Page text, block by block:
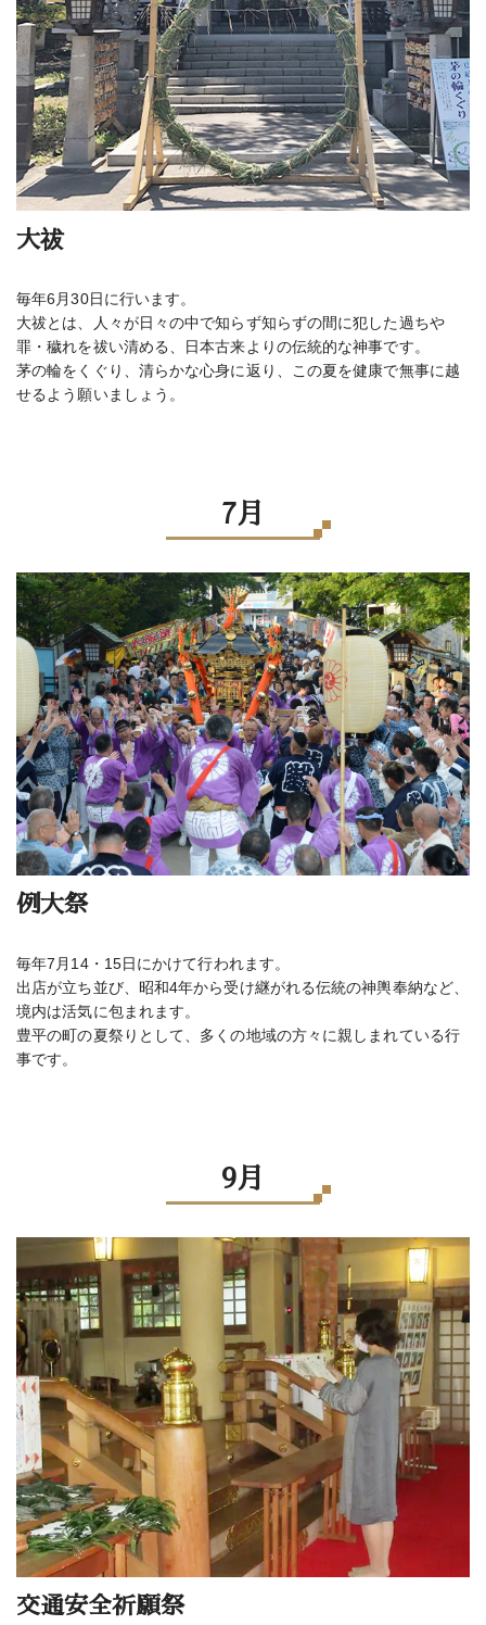
大祓
毎年6月30日に行います。
大祓とは、人々が日々の中で知らず知らずの間に犯した過ちや
罪・穢れを祓い清める、日本古来よりの伝統的な神事です。
茅の輪をくぐり、清らかな心身に返り、この夏を健康で無事に越
せるよう願いましょう。
7月
例大祭
毎年7月14・15日にかけて行われます。
出店が立ち並び、昭和4年から受け継がれる伝統の神輿奉納など、
境内は活気に包まれます。
豊平の町の夏祭りとして、多くの地域の方々に親しまれている行
事です。
9月
交通安全祈願祭